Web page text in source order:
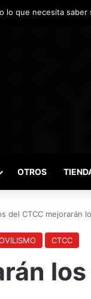
de Invierno
OTROS
del CTCC mejorarán
CTCC